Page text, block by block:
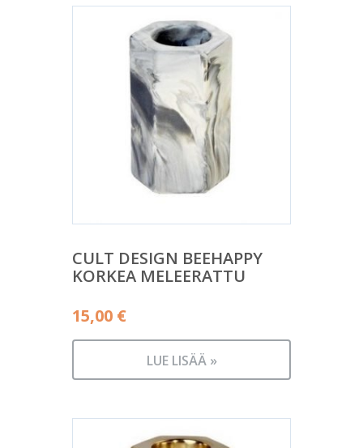
CULT DESIGN BEEHAPPY
KORKEA MELEERATTU
15,00 €
LUE LISÄÄ »